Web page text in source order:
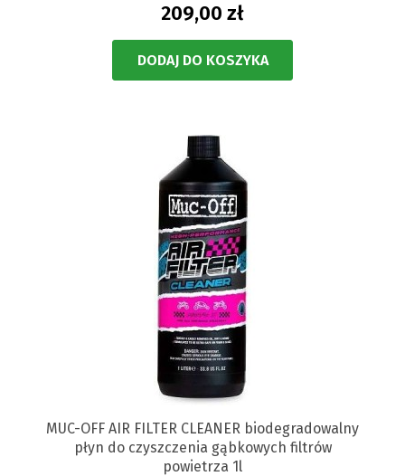
209,00 zł
DODAJ DO KOSZYKA
MUC-OFF AIR FILTER CLEANER biodegradowalny
płyn do czyszczenia gąbkowych filtrów
powietrza 1l